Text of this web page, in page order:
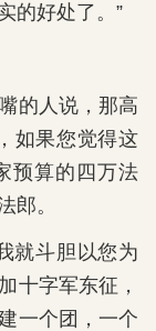
的好处了。”
的人说，那高
如果您觉得这
预算的四万法
郎。
就斗胆以您为
十字军东征，
一个团，一个